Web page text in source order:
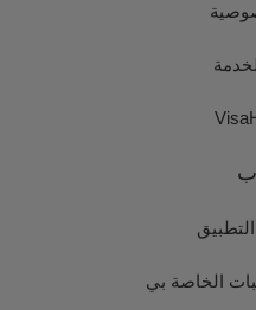
التطبيق
الخاصة بي